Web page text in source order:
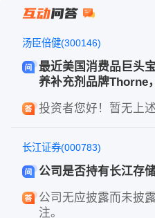
汤臣倍健(300146)
最近美国消费品巨头
养补充剂品牌Thorne
展空间，请问公司是
作？
投资者您好！暂无上
长江证券(000783)
公司是否持有长江存
公司无应披露而未披
注。